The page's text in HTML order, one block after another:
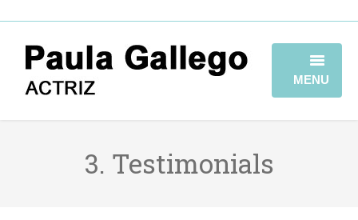
MENU
HOME
BIOGRAFÍA
3. Testimonials